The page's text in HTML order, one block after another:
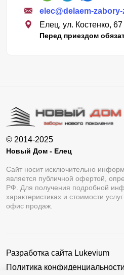
elec@delaem-
Елец, ул. Костенко, 67
Перед приездом
© 2014-2025
Новый Дом - Елец
Сайт носит исключительно
является публичной офертой,
РФ. Для получения подробной
характеристиках и стоимости
офис продаж.
Разработка сайта Lukevium
Политика конфиденциальности